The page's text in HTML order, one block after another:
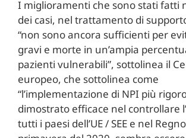
I miglioramenti che sono stati fatti
dei casi, nel trattamento di
“non sono ancora sufficienti per
gravi e morte in un’ampia
pazienti vulnerabili”, sottolinea il
europeo, che sottolinea come
“l’implementazione di NPI più
dimostrato efficace nel controllare
tutti i paesi dell’UE / SEE e nel